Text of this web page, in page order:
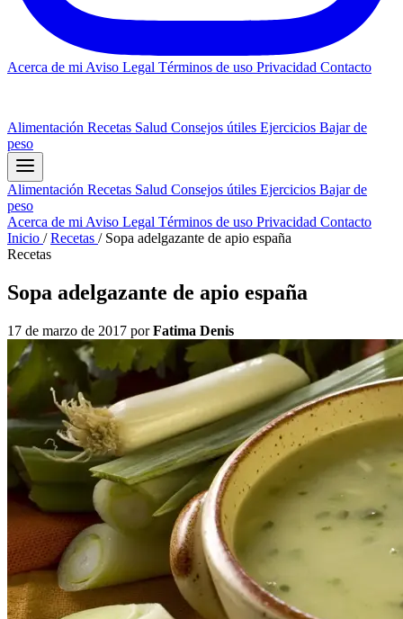
Acerca de mi Aviso Legal Términos de uso Privacidad Contacto
Alimentación Recetas Salud Consejos útiles Ejercicios Bajar de
peso
Alimentación Recetas Salud Consejos útiles Ejercicios Bajar de
peso
Acerca de mi Aviso Legal Términos de uso Privacidad Contacto
Inicio / Recetas / Sopa adelgazante de apio españa
Recetas
Sopa adelgazante de apio españa
17 de marzo de 2017 porFatima Denis